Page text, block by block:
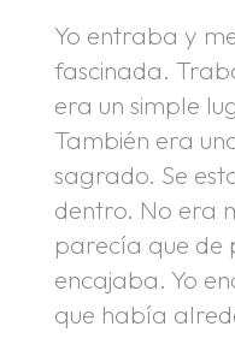
Yo entraba y
fascinada.
era un simple
También era
sagrado. Se
dentro. No era
parecía que de
encajaba. Yo
que había